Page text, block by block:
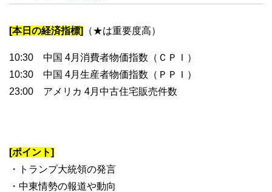
[本日の経済指標] （★は重要度高）
10:30 中国 4月消費者物価指数（ＣＰＩ）
10:30 中国 4月生産者物価指数（ＰＰＩ）
23:00 アメリカ 4月中古住宅販売件数
[ポイント]
・トランプ大統領の発言
・中東情勢の報道や動向